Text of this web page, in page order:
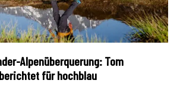
Alpenüberquerung: Tom
für hochblau